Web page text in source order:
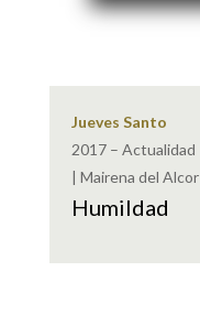
Jueves Santo
2017 – Actualidad
| Mairena del Alcor
Humildad